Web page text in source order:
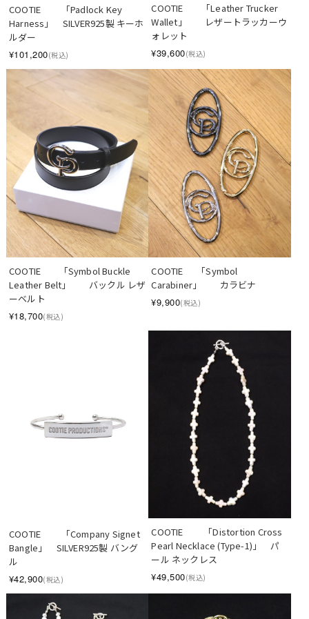
COOTIE 　　「Padlock Key
Harness」　SILVER925製 キーホ
ルダー
¥101,200(税込)
COOTIE　　「Leather Trucker
Wallet」　　レザートラッカーウ
ォレット
¥39,600(税込)
COOTIE　　「Symbol Buckle
Leather Belt」　　バックル レザ
ーベルト
¥18,700(税込)
COOTIE　  「Symbol
Carabiner」　　カラビナ
¥9,900(税込)
COOTIE 　　「Company Signet
Bangle」　SILVER925製 バング
ル
¥42,900(税込)
COOTIE 　　「Distortion Cross
Pearl Necklace (Type-1)」　パ
ール ネックレス
¥49,500(税込)